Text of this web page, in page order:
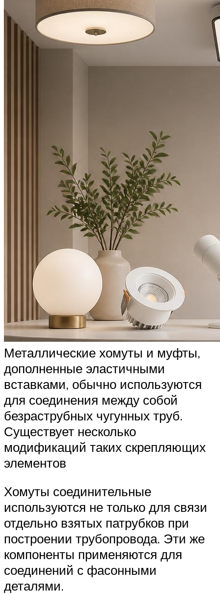
Металлические хомуты и муфты,
дополненные эластичными
вставками, обычно используются
для соединения между собой
безраструбных чугунных труб.
Существует несколько
модификаций таких скрепляющих
элементов
Хомуты соединительные
используются не только для связи
отдельно взятых патрубков при
построении трубопровода. Эти же
компоненты применяются для
соединений с фасонными
деталями.